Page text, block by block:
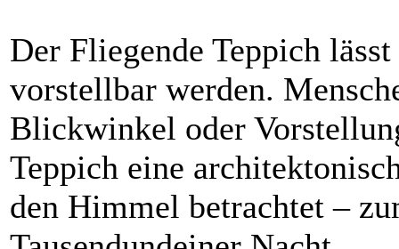
Der Fliegende Teppich
vorstellbar werden.
Blickwinkel oder
Teppich eine
den Himmel betrachtet –